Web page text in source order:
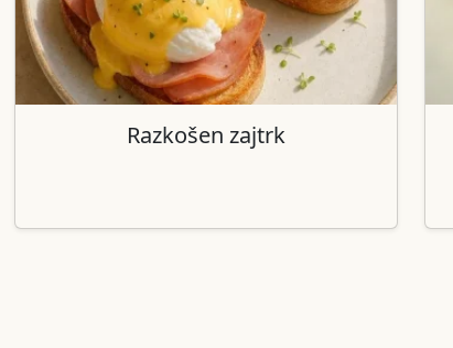
Razkošen zajtrk